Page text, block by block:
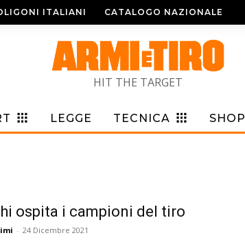
ITALIANI CATALOGO NAZIONALE
HIT THE TARGET
LEGGE TECNICA SHOP
ospita i campioni del tiro
- 24 Dicembre 2021